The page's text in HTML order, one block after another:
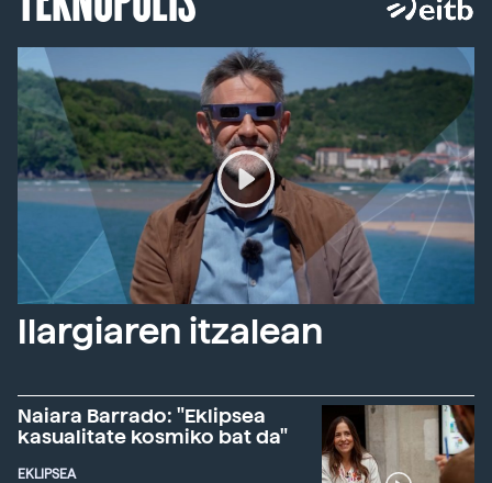
Ilargiaren itzalean
Naiara Barrado: "Eklipsea
kasualitate kosmiko bat da"
EKLIPSEA